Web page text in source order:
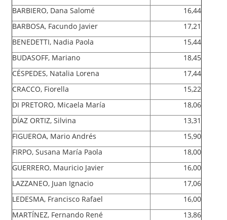
BARBIERO, Dana Salomé
16,44
BARBOSA, Facundo Javier
17,21
BENEDETTI, Nadia Paola
15,44
BUDASOFF, Mariano
18,45
CÉSPEDES, Natalia Lorena
17,44
CRACCO, Fiorella
15,22
DI PRETORO, Micaela María
18,06
DÍAZ ORTIZ, Silvina
13,31
FIGUEROA, Mario Andrés
15,90
FIRPO, Susana María Paola
18,00
GUERRERO, Mauricio Javier
16,00
LAZZANEO, Juan Ignacio
17,06
LEDESMA, Francisco Rafael
16,00
MARTÍNEZ, Fernando René
13,86